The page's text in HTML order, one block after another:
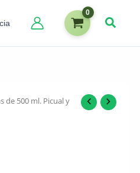
de 500 ml. Picual y